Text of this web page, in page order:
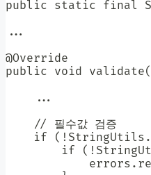
public static final
...
@Override
public void
    ...
    // 필수값 검증
if
if